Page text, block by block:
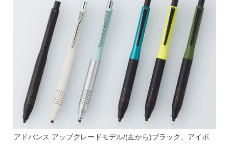
アドバンス アップグレードモデル/(左から)ブラック、アイボ